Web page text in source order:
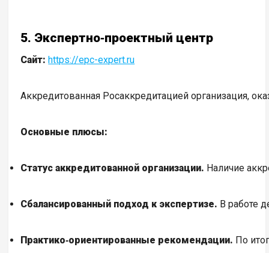
5. Экспертно‑проектный центр
Сайт: https://epc-expert.ru
Аккредитованная Росаккредитацией организация,
Основные плюсы:
Статус аккредитованной организации. Наличие
Сбалансированный подход к экспертизе. В работе
Практико‑ориентированные рекомендации. По